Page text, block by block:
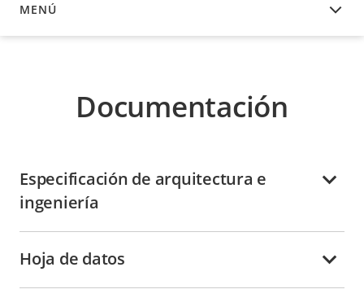
MENÚ
DOCUMENTACIÓN
Documentación
Especificación de arquitectura e
ingeniería
Hoja de datos